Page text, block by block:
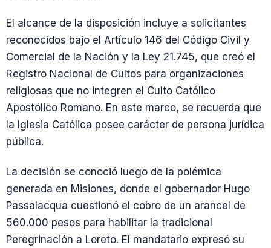
El alcance de la disposición incluye a solicitantes
reconocidos bajo el Artículo 146 del Código Civil y
Comercial de la Nación y la Ley 21.745, que creó el
Registro Nacional de Cultos para organizaciones
religiosas que no integren el Culto Católico
Apostólico Romano. En este marco, se recuerda que
la Iglesia Católica posee carácter de persona jurídica
pública.
La decisión se conoció luego de la polémica
generada en Misiones, donde el gobernador Hugo
Passalacqua cuestionó el cobro de un arancel de
560.000 pesos para habilitar la tradicional
Peregrinación a Loreto. El mandatario expresó su